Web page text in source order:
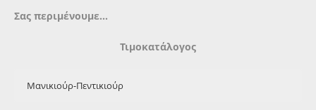
Σας περιμένουμε…
Τιμοκατάλογος
Μανικιούρ-Πεντικιούρ